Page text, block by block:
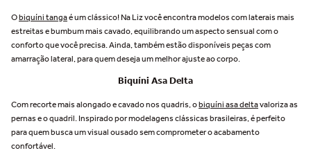
Obiquíni tangaé um clássico! Na Liz você encontra modelos com laterais mais
estreitas e bumbum mais cavado, equilibrando um aspecto sensual com o
conforto que você precisa. Ainda, também estão disponíveis peças com
amarração lateral, para quem deseja um melhor ajuste ao corpo.
Biquíni Asa Delta
Com recorte mais alongado e cavado nos quadris, obiquíni asa deltavaloriza as
pernas e o quadril. Inspirado por modelagens clássicas brasileiras, é perfeito
para quem busca um visual ousado sem comprometer o acabamento
confortável.